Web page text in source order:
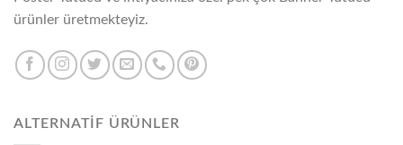
ürünler üretmekteyiz.
ALTERNATİF ÜRÜNLER